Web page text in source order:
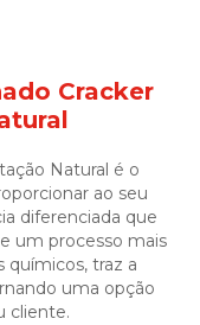
Cracker
Natural é o
ao seu
diferenciada que
um processo mais
químicos, traz a
uma opção
cliente.